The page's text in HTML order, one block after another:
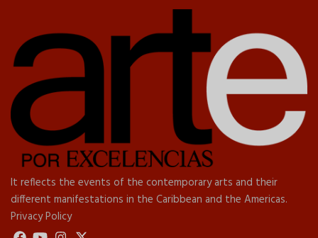
It reflects the events of the contemporary arts and their
different manifestations in the Caribbean and the Americas.
Privacy Policy